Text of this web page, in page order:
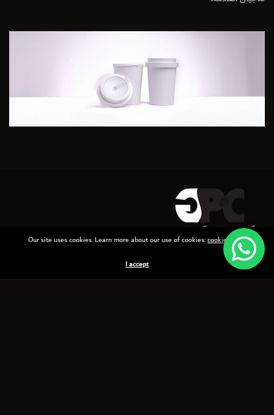
أكواب حارة وباردة ذات العلامة التجارية
Our site uses cookies. Learn more about our use of cookies:cookie policy
I accept